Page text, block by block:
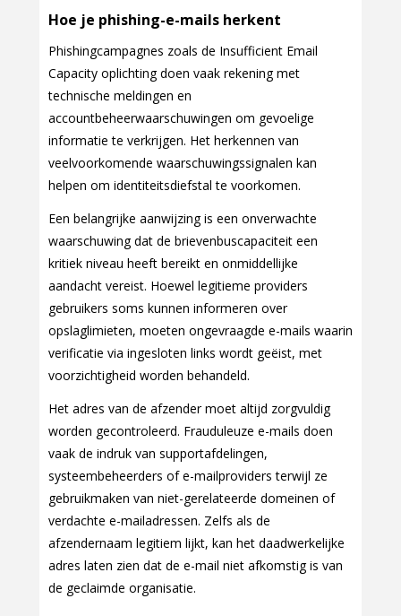
Hoe je phishing-e-mails herkent
Phishingcampagnes zoals de Insufficient Email
Capacity oplichting doen vaak rekening met
technische meldingen en
accountbeheerwaarschuwingen om gevoelige
informatie te verkrijgen. Het herkennen van
veelvoorkomende waarschuwingssignalen kan
helpen om identiteitsdiefstal te voorkomen.
Een belangrijke aanwijzing is een onverwachte
waarschuwing dat de brievenbuscapaciteit een
kritiek niveau heeft bereikt en onmiddellijke
aandacht vereist. Hoewel legitieme providers
gebruikers soms kunnen informeren over
opslaglimieten, moeten ongevraagde e-mails waarin
verificatie via ingesloten links wordt geëist, met
voorzichtigheid worden behandeld.
Het adres van de afzender moet altijd zorgvuldig
worden gecontroleerd. Frauduleuze e-mails doen
vaak de indruk van supportafdelingen,
systeembeheerders of e-mailproviders terwijl ze
gebruikmaken van niet-gerelateerde domeinen of
verdachte e-mailadressen. Zelfs als de
afzendernaam legitiem lijkt, kan het daadwerkelijke
adres laten zien dat de e-mail niet afkomstig is van
de geclaimde organisatie.